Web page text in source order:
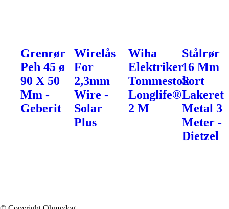
Grenrør
Peh 45 ø
90 X 50
Mm -
Geberit
Wirelås
For
2,3mm
Wire -
Solar
Plus
Wiha
Elektriker
Tommestok
Longlife®
2 M
Stålrør
16 Mm
Sort
Lakeret
Metal 3
Meter -
Dietzel